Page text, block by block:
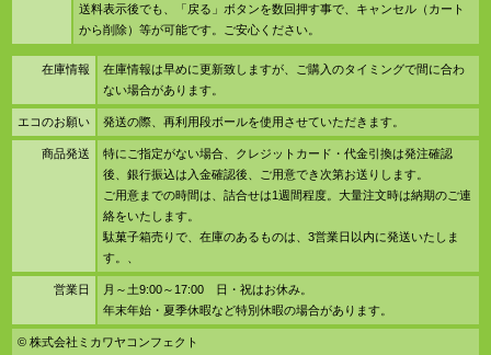
送料表示後でも、「戻る」ボタンを数回押す事で、キャンセル（カート
から削除）等が可能です。ご安心ください。
在庫情報
在庫情報は早めに更新致しますが、ご購入のタイミングで間に合わ
ない場合があります。
エコのお願い 発送の際、再利用段ボールを使用させていただきます。
商品発送
特にご指定がない場合、クレジットカード・代金引換は発注確認
後、銀行振込は入金確認後、ご用意でき次第お送りします。
ご用意までの時間は、詰合せは1週間程度。大量注文時は納期のご連
絡をいたします。
駄菓子箱売りで、在庫のあるものは、3営業日以内に発送いたしま
す。、
営業日
月～土9:00～17:00 日・祝はお休み。
年末年始・夏季休暇など特別休暇の場合があります。
© 株式会社ミカワヤコンフェクト